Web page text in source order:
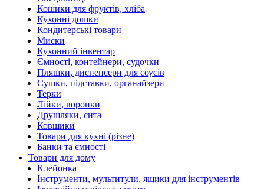
Кошики для фруктів, хліба
Кухонні дошки
Кондитерські товари
Миски
Кухонний інвентар
Ємності, контейнери, судочки
Пляшки, диспенсери для соусів
Сушки, підставки, органайзери
Терки
Лійки, воронки
Друшляки, сита
Ковшики
Товари для кухні (різне)
Банки та ємності
Товари для дому
Клейонка
Інструменти, мультитули, ящики для інструментів